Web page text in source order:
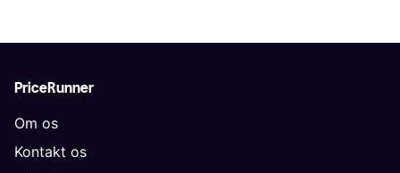
PriceRunner
Om os
Kontakt os